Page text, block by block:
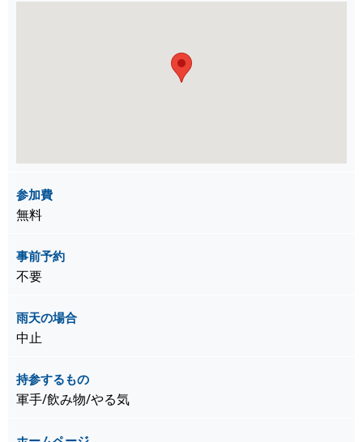
参加費
無料
事前予約
不要
雨天の場合
中止
持参するもの
軍手/飲み物/やる気